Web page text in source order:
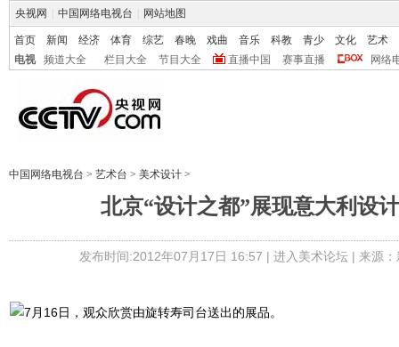
央视网 中国网络电视台 网站地图
首页 新闻 经济 体育 综艺 春晚 戏曲 音乐 科教 青少 文化
艺术
电视
频道大全 栏目大全 节目大全 直播中国 赛事直播 网络
中国网络电视台 > 艺术台 > 美术设计 >
北京“设计之都”展现意大利设
发布时间:2012年07月17日 16:57 | 进入美术论坛| 来源